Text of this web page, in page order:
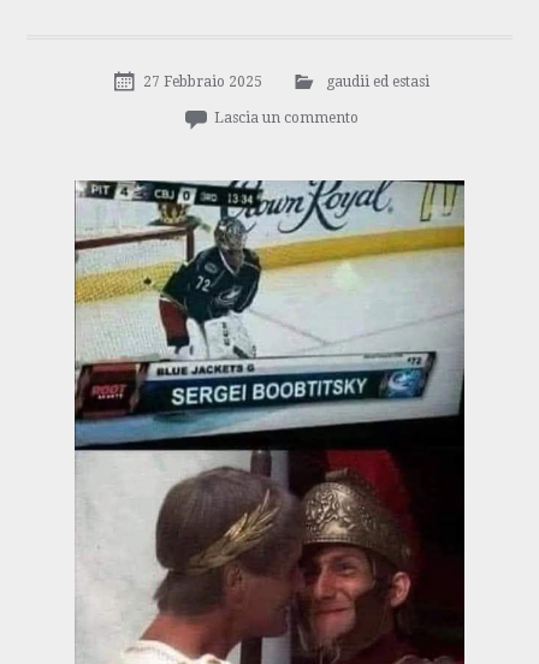
27 Febbraio 2025 gaudii ed estasi
Lascia un commento